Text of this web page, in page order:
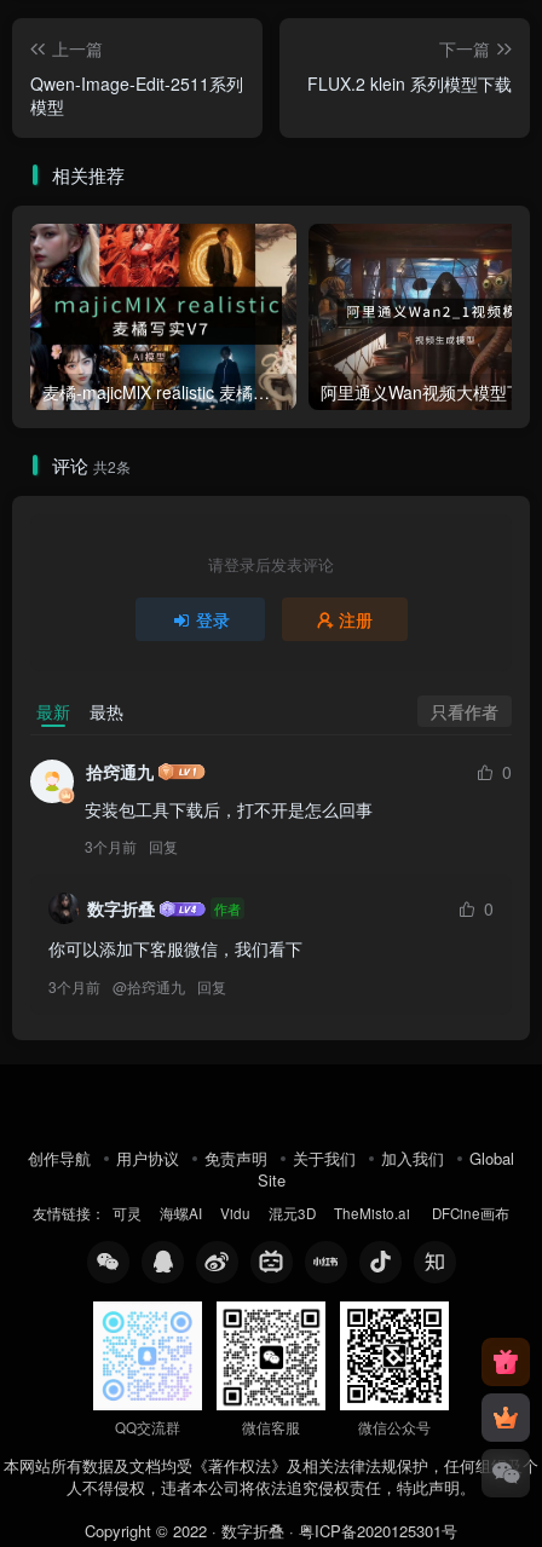
上一篇
Qwen-Image-Edit-2511系列
模型
下一篇
FLUX.2 klein 系列模型下载
相关推荐
麦橘-majicMlX realistic 麦橘写实V7模型
评论 共2条
请登录后发表评论
登录 注册
最新 最热 只看作者
拾窍通九
0
安装包工具下载后，打不开是怎么回事
3个月前 回复
数字折叠 作者
0
你可以添加下客服微信，我们看下
3个月前 @拾窍通九 回复
创作导航 用户协议 免责声明 关于我们 加入我们
Global
Site
友情链接： 可灵 海螺AI Vidu 混元3D TheMisto.ai DFCine画布
QQ交流群 微信客服 微信公众号
本网站所有数据及文档均受《著作权法》及相关法律法规保护，任何组织及个
人不得侵权，违者本公司将依法追究侵权责任，特此声明。
Copyright © 2022 · 数字折叠 · 粤ICP备2020125301号